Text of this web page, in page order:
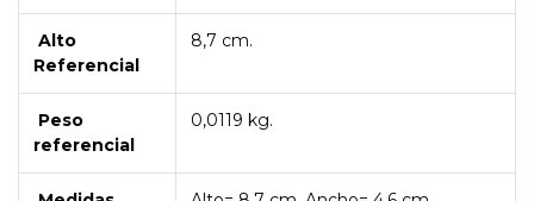
Alto
Referencial
8,7 cm.
Peso
referencial
0,0119 kg.